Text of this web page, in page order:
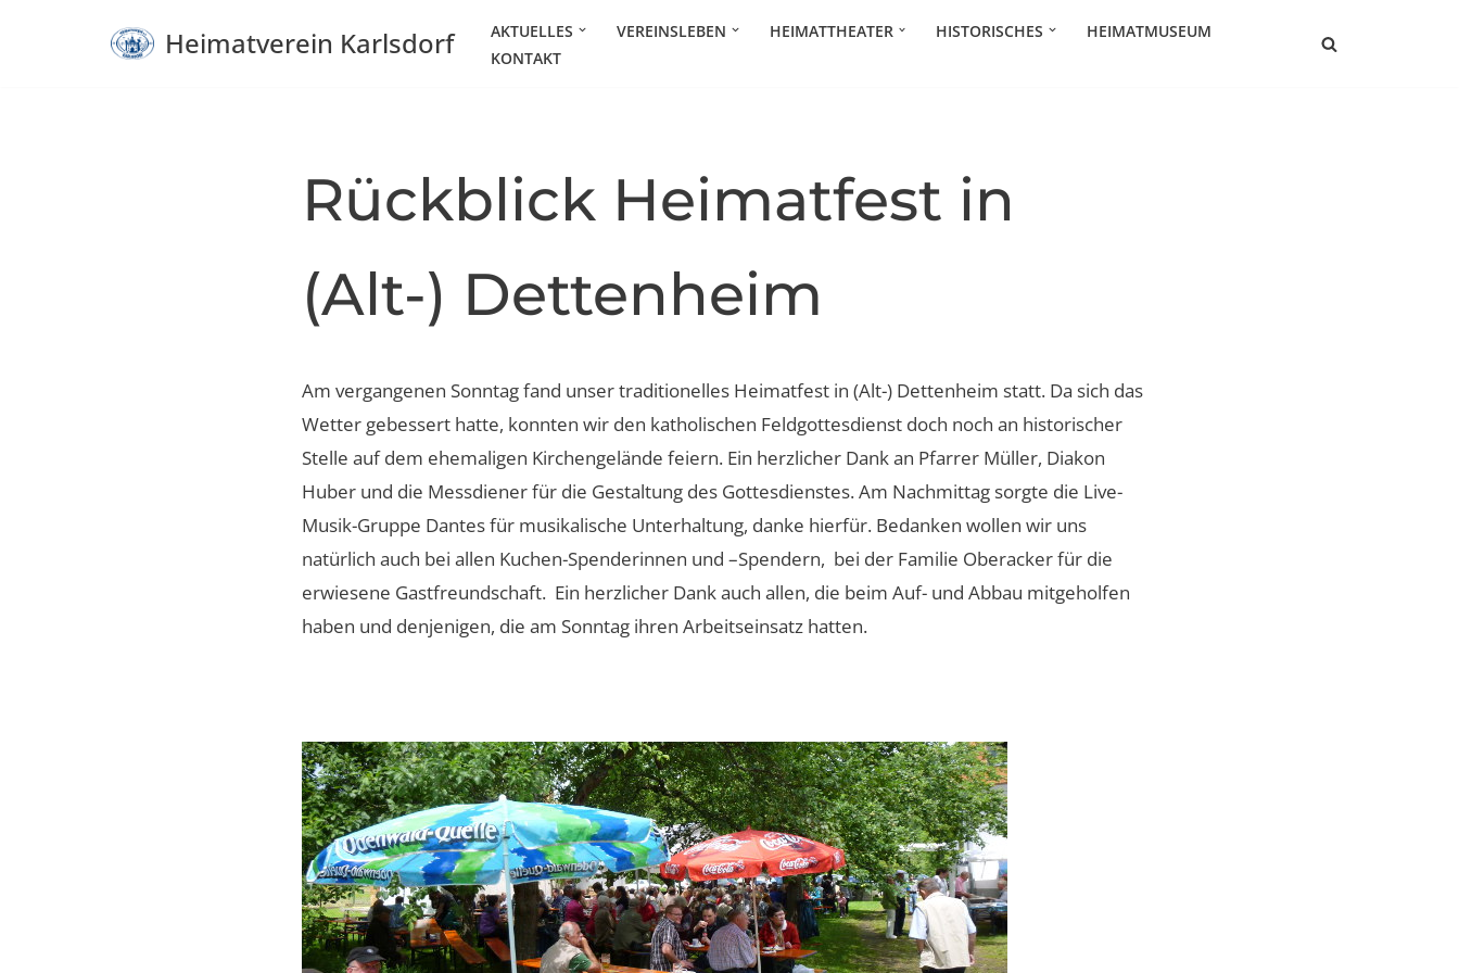
Heimatverein Karlsdorf AKTUELLES VEREINSLEBEN HEIMATTHEATER HISTORISCHES
HEIMATMUSEUM
KONTAKT
Rückblick Heimatfest in
(Alt-) Dettenheim
Am vergangenen Sonntag fand unser traditionelles Heimatfest in (Alt-) Dettenheim statt. Da sich das
Wetter gebessert hatte, konnten wir den katholischen Feldgottesdienst doch noch an historischer
Stelle auf dem ehemaligen Kirchengelände feiern. Ein herzlicher Dank an Pfarrer Müller, Diakon
Huber und die Messdiener für die Gestaltung des Gottesdienstes. Am Nachmittag sorgte die Live-
Musik-Gruppe Dantes für musikalische Unterhaltung, danke hierfür. Bedanken wollen wir uns
natürlich auch bei allen Kuchen-Spenderinnen und –Spendern, bei der Familie Oberacker für die
erwiesene Gastfreundschaft. Ein herzlicher Dank auch allen, die beim Auf- und Abbau mitgeholfen
haben und denjenigen, die am Sonntag ihren Arbeitseinsatz hatten.